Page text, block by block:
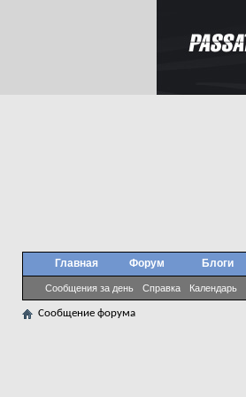
Главная Форум
Сообщения за день Справка Календарь
Блоги
Сообщение форума